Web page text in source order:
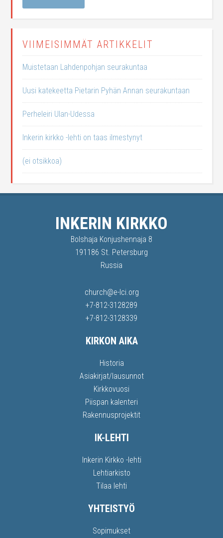
VIIMEISIMMÄT ARTIKKELIT
Muistetaan Lahdenpohjan seurakuntaa
Uusi katekeetta Pietarin Pyhän Annan seurakuntaan
Perheleiri Ulan-Udessa
Inkerin kirkko -lehti on taas ilmestynyt
(ei otsikkoa)
INKERIN KIRKKO
Bolshaja Konjushennaja 8
191186 St. Petersburg
Russia
church@e-lci.org
+7-812-3128289
+7-812-3128339
KIRKON AIKA
Historia
Asiakirjat/lausunnot
Kirkkovuosi
Piispan kalenteri
Rakennusprojektit
IK-LEHTI
Inkerin Kirkko -lehti
Lehtiarkisto
Tilaa lehti
YHTEISTYÖ
Sopimukset